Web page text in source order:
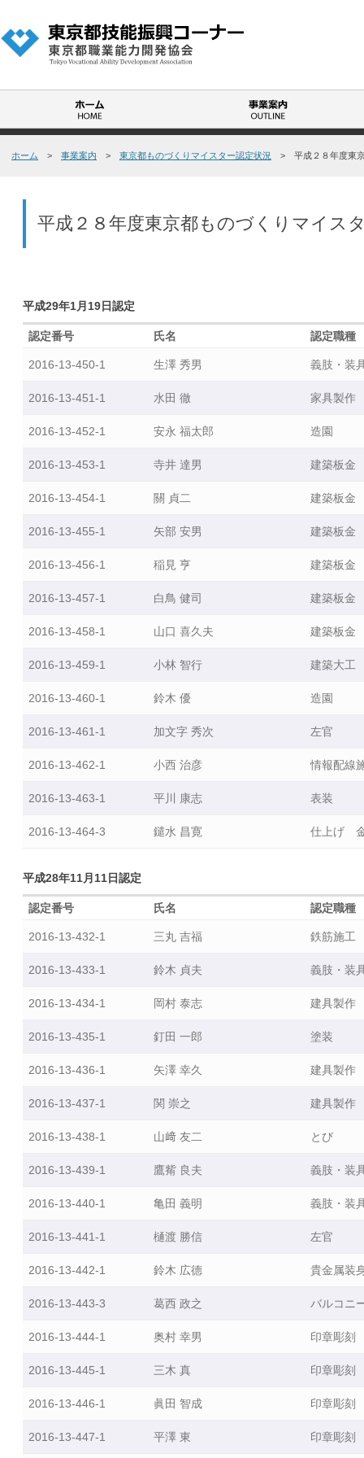
の
り
度
は
若
技
人
育
支
援
事
紹
の
づ
り
ー
請
法
東
都
も
づ
り
ス
ー
定
状
京
も
ホーム > 事業案内 > 東京都ものづくりマイスター認定状況 > 平成２８年度東京
平成２８年度東京都ものづくりマイス
平成29年1月19日認定
認定番号 氏名 認定職種
2016-13-450-1 生澤 秀男 義肢・装
2016-13-451-1 水田 徹 家具製作
2016-13-452-1 安永 福太郎 造園
2016-13-453-1 寺井 達男 建築板金
2016-13-454-1 關 貞二 建築板金
2016-13-455-1 矢部 安男 建築板金
2016-13-456-1 稲見 亨 建築板金
2016-13-457-1 白鳥 健司 建築板金
2016-13-458-1 山口 喜久夫 建築板金
2016-13-459-1 小林 智行 建築大工
2016-13-460-1 鈴木 優 造園
2016-13-461-1 加文字 秀次 左官
2016-13-462-1 小西 治彦 情報配線
2016-13-463-1 平川 康志 表装
2016-13-464-3 鑓水 昌寛 仕上げ
平成28年11月11日認定
認定番号 氏名 認定職種
2016-13-432-1 三丸 吉福 鉄筋施工
2016-13-433-1 鈴木 貞夫 義肢・装
2016-13-434-1 岡村 泰志 建具製作
2016-13-435-1 釘田 一郎 塗装
2016-13-436-1 矢澤 幸久 建具製作
2016-13-437-1 関 崇之 建具製作
2016-13-438-1 山﨑 友二 とび
2016-13-439-1 鷹觜 良夫 義肢・装
2016-13-440-1 亀田 義明 義肢・装
2016-13-441-1 樋渡 勝信 左官
2016-13-442-1 鈴木 広德 貴金属装
2016-13-443-3 葛西 政之 バルコニ
2016-13-444-1 奥村 幸男 印章彫刻
2016-13-445-1 三木 真 印章彫刻
2016-13-446-1 眞田 智成 印章彫刻
2016-13-447-1 平澤 東 印章彫刻